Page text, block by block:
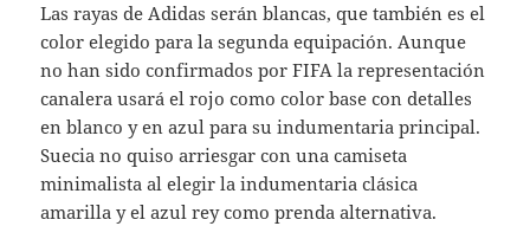
Las rayas de Adidas serán blancas, que también es el
color elegido para la segunda equipación. Aunque
no han sido confirmados por FIFA la representación
canalera usará el rojo como color base con detalles
en blanco y en azul para su indumentaria principal.
Suecia no quiso arriesgar con una camiseta
minimalista al elegir la indumentaria clásica
amarilla y el azul rey como prenda alternativa.